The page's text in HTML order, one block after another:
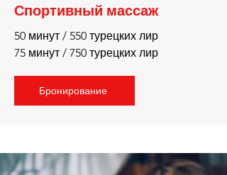
Спортивный массаж
50 минут / 550 турецких лир
75 минут / 750 турецких лир
Бронирование